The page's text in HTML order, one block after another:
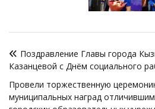
по
записям
Поздравление Главы города
Казанцевой с Днём социального
Провели торжественную
муниципальных наград